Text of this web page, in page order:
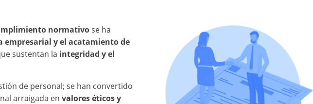
normativose ha
empresarial y el acatamiento de
sustentan la integridad y el
de personal; se han convertido
arraigada en valores éticos y